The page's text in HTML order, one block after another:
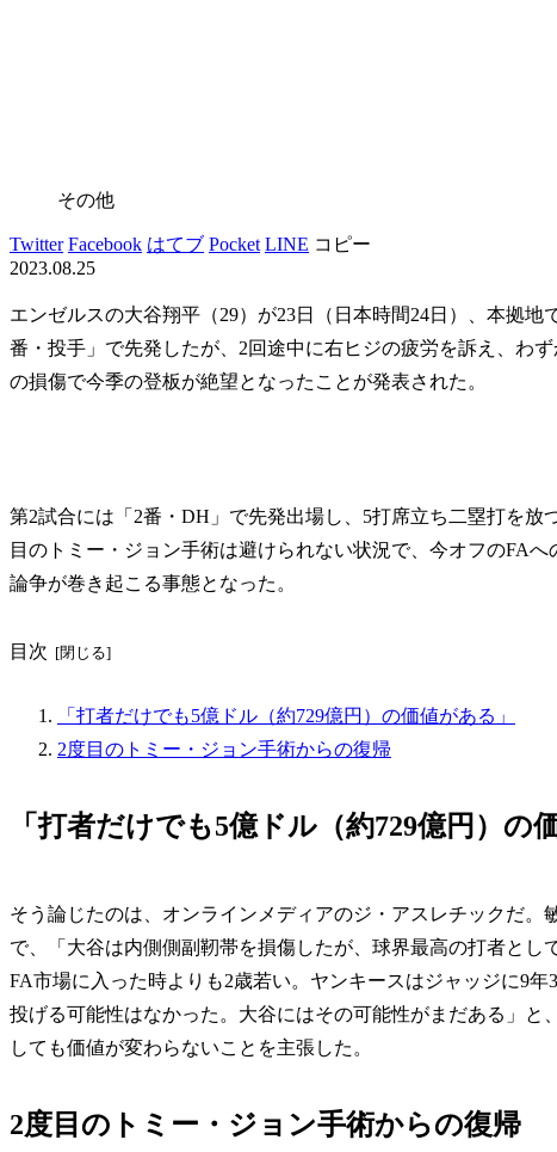
その他
Twitter Facebook はてブ Pocket LINE コピー
2023.08.25
エンゼルスの大谷翔平（29）が23日（日本時間24日）、本拠
番・投手」で先発したが、2回途中に右ヒジの疲労を訴え、わ
の損傷で今季の登板が絶望となったことが発表された。
第2試合には「2番・DH」で先発出場し、5打席立ち二塁打を
目のトミー・ジョン手術は避けられない状況で、今オフのFA
論争が巻き起こる事態となった。
目次
「打者だけでも5億ドル（約729億円）の価値がある」
2度目のトミー・ジョン手術からの復帰
「打者だけでも5億ドル（約729億円）の
そう論じたのは、オンラインメディアのジ・アスレチックだ
で、「大谷は内側側副靭帯を損傷したが、球界最高の打者と
FA市場に入った時よりも2歳若い。ヤンキースはジャッジに9
投げる可能性はなかった。大谷にはその可能性がまだある」と
しても価値が変わらないことを主張した。
2度目のトミー・ジョン手術からの復帰